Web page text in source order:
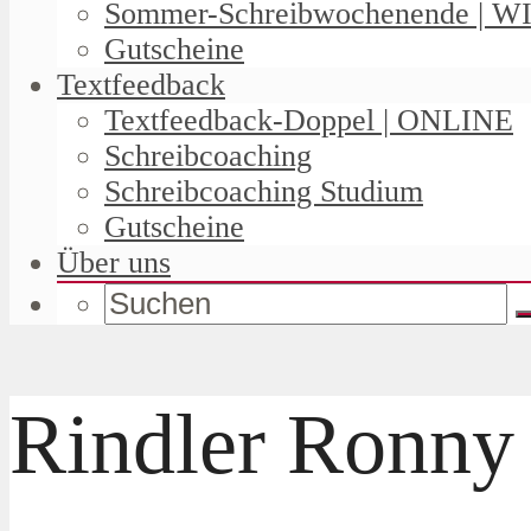
Sommer-Schreibwochenende |
Gutscheine
Textfeedback
Textfeedback-Doppel | ONLINE
Schreibcoaching
Schreibcoaching Studium
Gutscheine
Über uns
Rindler Ronny